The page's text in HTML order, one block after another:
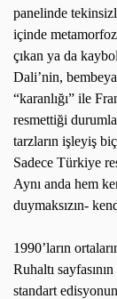
panelinde
içinde
çıkan ya da
Dali’nin,
“karanlığı” ile
resmettiği
tarzların işleyiş
Sadece Türkiye
Aynı anda hem
duymaksızın-
1990’ların
Ruhaltı
standart